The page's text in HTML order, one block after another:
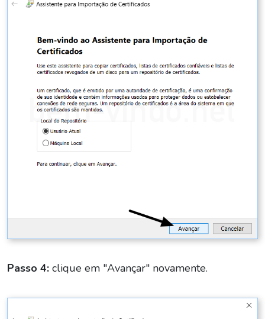
Passo 4: clique em "Avançar" novamente.